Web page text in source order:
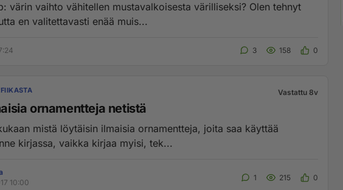
vaihto vähitellen mustavalkoisesta värilliseksi? Olen tehnyt
en valitettavasti enää muis...
3 158 0
Vastattu 8v
ornamentteja netistä
mistä löytäisin ilmaisia ornamentteja, joita saa käyttää
omakustanne kirjassa, vaikka kirjaa myisi, tek...
10:00
1 215 0